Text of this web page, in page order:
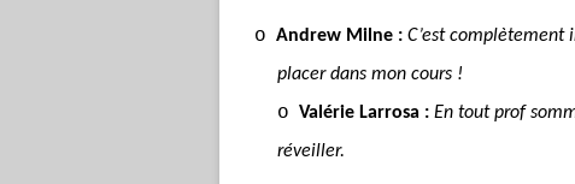
o Andrew Milne : C’est complètement
placer dans mon cours !
o Valérie Larrosa : En tout prof
réveiller.